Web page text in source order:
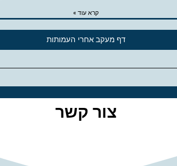
קרא עוד »
דף מעקב אחרי העמותות
צור קשר